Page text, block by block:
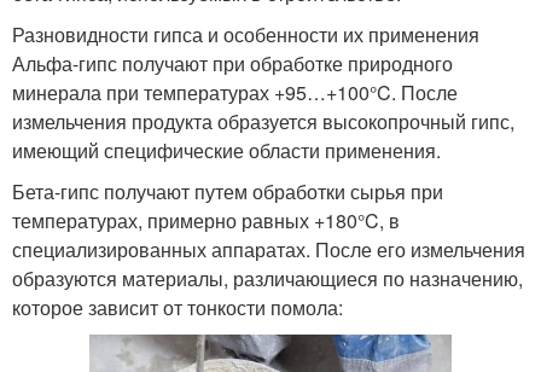
Разновидности гипса и особенности их применения
Альфа-гипс получают при обработке природного
минерала при температурах +95…+100°C. После
измельчения продукта образуется высокопрочный гипс,
имеющий специфические области применения.
Бета-гипс получают путем обработки сырья при
температурах, примерно равных +180°C, в
специализированных аппаратах. После его измельчения
образуются материалы, различающиеся по назначению,
которое зависит от тонкости помола: